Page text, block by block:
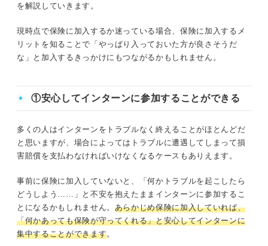
を解説していきます。
現時点で保険に加入するか迷っている場合、保険に加入するメ
リットを知ることで「やっぱり入っておいた方が良さそうだ
な」と加入するきっかけにもつながるかもしれません。
①安心してインターンに参加することができる
多くの人はインターンをトラブルなく終えることがほとんどだ
と思いますが、場合によってはトラブルに遭遇してしまって損
害賠償を支払わなければいけなくなるケースもありえます。
事前に保険に加入していないと、「何かトラブルを起こしたら
どうしよう……」と不安を抱えたままインターンに参加するこ
とになるかもしれません。 あらかじめ保険に加入していれば、
「何かあっても保険が守ってくれる」と安心してインターンに
集中することができます。